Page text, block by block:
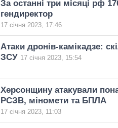
За останні три місяці рф
гендиректор
17 січня 2023, 17:46
Атаки дронів-камікадзе:
ЗСУ 17 січня 2023, 15:54
Херсонщину атакували
РСЗВ, міномети та БПЛА
17 січня 2023, 11:03